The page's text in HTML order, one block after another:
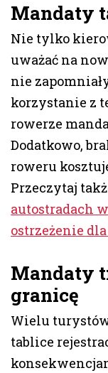
Mandaty
Nie tylko
uważać na
nie
korzystanie z
rowerze
Dodatkowo,
roweru
Przeczytaj
autostradach
ostrzeżenie
Mandaty
granicę
Wielu
tablice